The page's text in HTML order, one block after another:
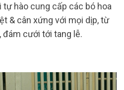
hào cung cấp các bó hoa
& cân xứng với mọi dịp, từ
đám cưới tới tang lễ.